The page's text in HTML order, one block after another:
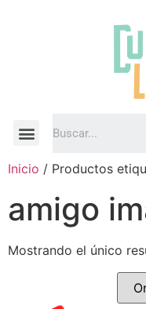
Inicio / Productos
amigo
Mostrando el único